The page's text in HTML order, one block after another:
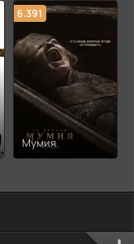
6.391
Мумия